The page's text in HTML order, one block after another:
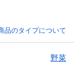
品のタイプについて
野菜